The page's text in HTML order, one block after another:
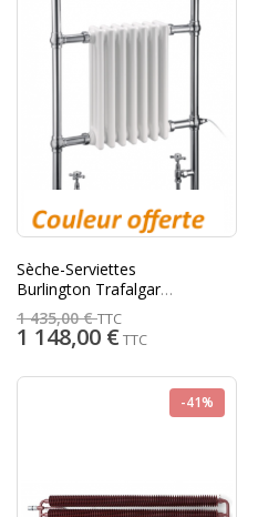
Sèche-Serviettes
Burlington Trafalgar
Chrome 475W
1 435,00 €TTC
1 148,00 €TTC
-41%